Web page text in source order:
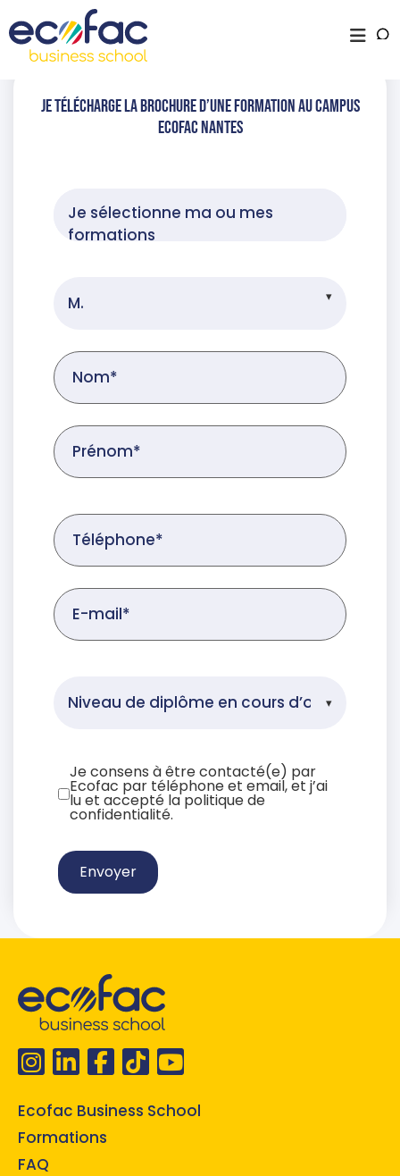
Je télécharge la brochure d’une formation au campus
Ecofac Nantes
Je consens à être contacté(e) par
Ecofac par téléphone et email, et j’ai
lu et accepté la politique de
confidentialité.
Envoyer
Ecofac Business School
Formations
FAQ